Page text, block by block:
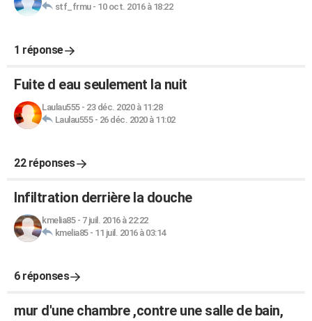
stf_frmu- 10 oct. 2016 à 18:22
1 réponse
Fuite d eau seulement la nuit
Laulau555- 23 déc. 2020 à 11:28
Laulau555- 26 déc. 2020 à 11:02
22 réponses
Infiltration derrière la douche
kmelia85- 7 juil. 2016 à 22:22
kmelia85- 11 juil. 2016 à 03:14
6 réponses
mur d'une chambre ,contre une salle de bain,